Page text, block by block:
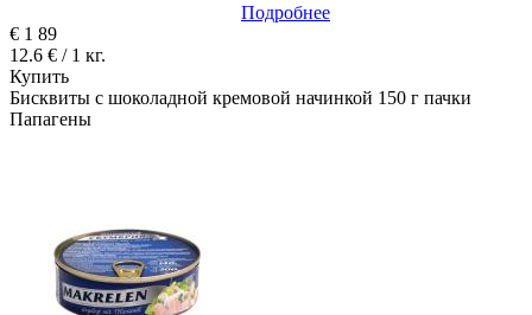
Подробнее
€ 1 89
12.6 € / 1 кг.
Купить
Бисквиты с шоколадной кремовой начинкой 150 г пачки
Папагены